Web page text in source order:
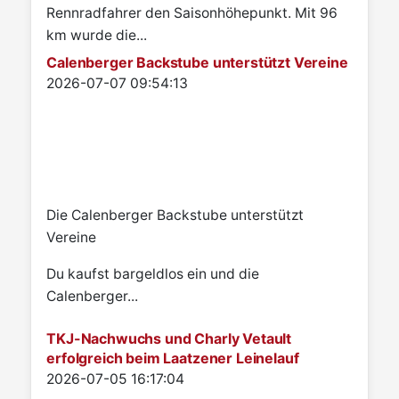
Rennradfahrer den Saisonhöhepunkt. Mit 96
km wurde die...
Calenberger Backstube unterstützt Vereine
Details
2026-07-07 09:54:13
Die Calenberger Backstube unterstützt
Vereine
Du kaufst bargeldlos ein und die
Calenberger...
TKJ-Nachwuchs und Charly Vetault
erfolgreich beim Laatzener Leinelauf
Details
2026-07-05 16:17:04